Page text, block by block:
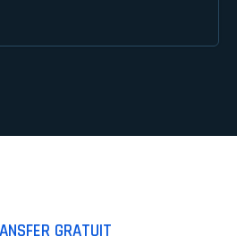
GRATUIT